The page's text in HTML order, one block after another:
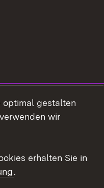
optimal gestalten
wir
erhalten Sie in
.